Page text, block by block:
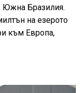
Южна Бразилия.
на езерото
към Европа,